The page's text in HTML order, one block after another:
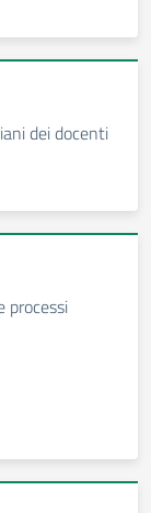
dei docenti
processi